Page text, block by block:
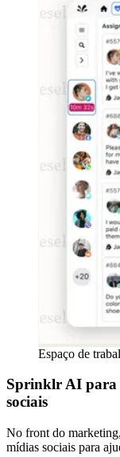
Espaço de
Sprinklr AI para
sociais
No front do
mídias sociais para